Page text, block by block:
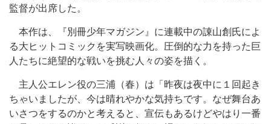
監督が出席した。
本作は、『別冊少年マガジン』に連載中の諌山創氏によ
る大ヒットコミックを実写映画化。圧倒的な力を持った巨
人たちに絶望的な戦いを挑む人々の姿を描く。
主人公エレン役の三浦（春）は「昨夜は夜中に１回起き
ちゃいましたが、今は晴れやかな気持ちです。なぜ舞台あ
いさつをするのかと考えると、宣伝もあるけどやはり一番